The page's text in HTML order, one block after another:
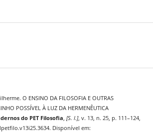
O ENSINO DA FILOSOFIA E OUTRAS
POSSÍVEL À LUZ DA HERMENÊUTICA
do PET Filosofia, [S. l.], v. 13, n. 25, p. 111–124,
Disponível em: